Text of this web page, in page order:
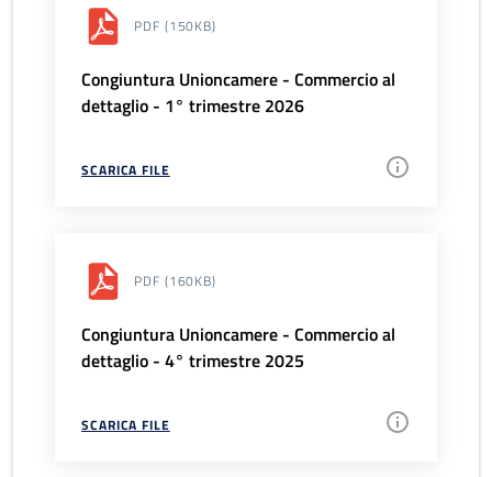
PDF (150KB)
Congiuntura Unioncamere - Commercio al
dettaglio - 1° trimestre 2026
SCARICA FILE
PDF (160KB)
Congiuntura Unioncamere - Commercio al
dettaglio - 4° trimestre 2025
SCARICA FILE